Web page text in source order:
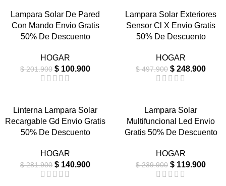
-50%Lampara Solar De Pared
Con Mando Envio Gratis
50% De Descuento
HOGAR
$201.900 $ 100.900
-50%Lampara Solar Exteriores
Sensor Cl X Envio Gratis
50% De Descuento
HOGAR
$497.900 $ 248.900
-50%Linterna Lampara Solar
Recargable Gd Envio Gratis
50% De Descuento
HOGAR
$281.900 $ 140.900
Lampara Solar
Multifuncional Led Envio
Gratis 50% De Descuento
HOGAR
$239.900 $ 119.900